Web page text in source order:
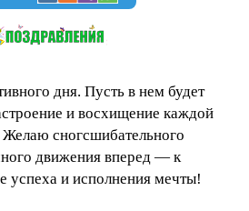
дня. Пусть в нем будет
и восхищение каждой
сногсшибательного
движения вперед — к
успеха и исполнения мечты!